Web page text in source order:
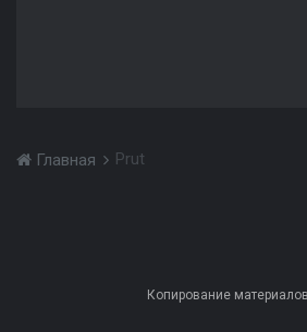
Главная Prut
Копирование